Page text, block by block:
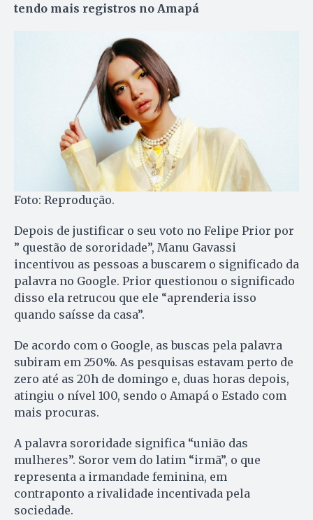
tendo mais registros no Amapá
Foto: Reprodução.
Depois de justificar o seu voto no Felipe Prior por
” questão de sororidade”, Manu Gavassi
incentivou as pessoas a buscarem o significado da
palavra no Google. Prior questionou o significado
disso ela retrucou que ele “aprenderia isso
quando saísse da casa”.
De acordo com o Google, as buscas pela palavra
subiram em 250%. As pesquisas estavam perto de
zero até as 20h de domingo e, duas horas depois,
atingiu o nível 100, sendo o Amapá o Estado com
mais procuras.
A palavra sororidade significa “união das
mulheres”. Soror vem do latim “irmã”, o que
representa a irmandade feminina, em
contraponto a rivalidade incentivada pela
sociedade.